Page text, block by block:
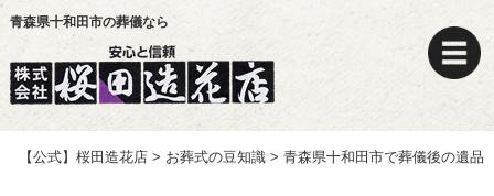
青森県十和田市の葬儀なら
【公式】桜田造花店 > お葬式の豆知識 >青森県十和田市で葬儀後の遺品